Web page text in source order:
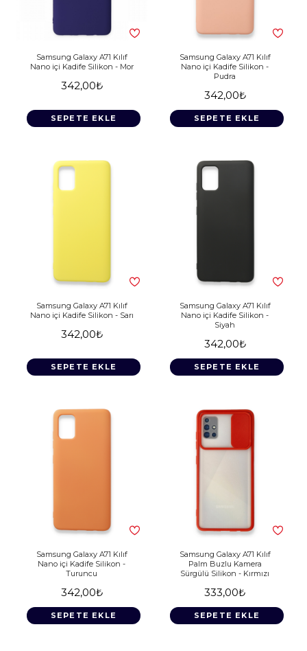
Samsung Galaxy A71 Kılıf
Nano içi Kadife Silikon - Mor
342,00₺
SEPETE EKLE
Samsung Galaxy A71 Kılıf
Nano içi Kadife Silikon -
Pudra
342,00₺
SEPETE EKLE
Samsung Galaxy A71 Kılıf
Nano içi Kadife Silikon - Sarı
342,00₺
SEPETE EKLE
Samsung Galaxy A71 Kılıf
Nano içi Kadife Silikon -
Siyah
342,00₺
SEPETE EKLE
Samsung Galaxy A71 Kılıf
Nano içi Kadife Silikon -
Turuncu
342,00₺
SEPETE EKLE
Samsung Galaxy A71 Kılıf
Palm Buzlu Kamera
Sürgülü Silikon - Kırmızı
333,00₺
SEPETE EKLE